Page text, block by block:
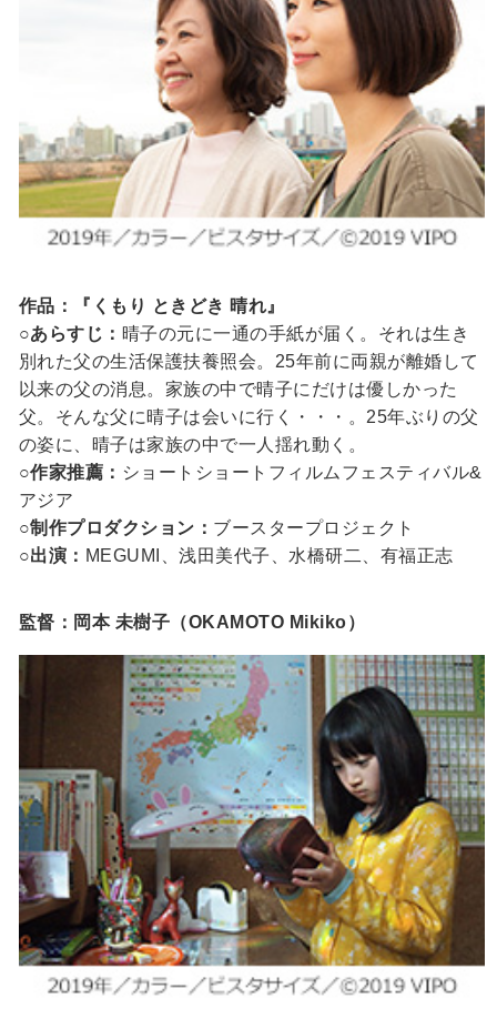
作品：『くもり ときどき 晴れ』
○あらすじ： 晴子の元に一通の手紙が届く。それは生き
別れた父の生活保護扶養照会。25年前に両親が離婚して
以来の父の消息。家族の中で晴子にだけは優しかった
父。そんな父に晴子は会いに行く・・・。25年ぶりの父
の姿に、晴子は家族の中で一人揺れ動く。
○作家推薦： ショートショートフィルムフェスティバル&
アジア
○制作プロダクション： ブースタープロジェクト
○出演： MEGUMI、浅田美代子、水橋研二、有福正志
監督：岡本 未樹子（OKAMOTO Mikiko）